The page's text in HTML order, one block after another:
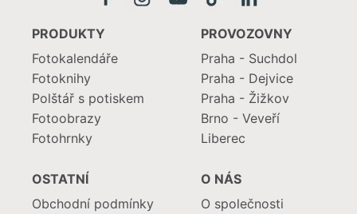
PRODUKTY
Fotokalendáře
Fotoknihy
Polštář s potiskem
Fotoobrazy
Fotohrnky
PROVOZOVNY
Praha - Suchdol
Praha - Dejvice
Praha - Žižkov
Brno - Veveří
Liberec
OSTATNÍ
Obchodní podmínky
O NÁS
O společnosti